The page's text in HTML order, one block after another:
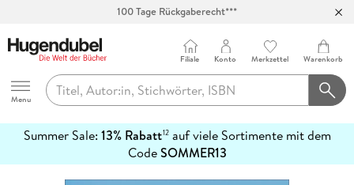
100 Tage Rückgaberecht***
Hugendubel
Menu
Filiale Konto Merkzettel Warenkorb
Summer Sale: 13% Rabatt12auf viele Sortimente mit dem
CodeSOMMER13
erfahren